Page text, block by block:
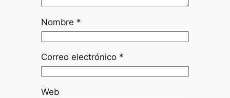
Nombre *
Correo electrónico *
Web